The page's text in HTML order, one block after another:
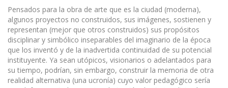
Pensados para la obra de arte que es la ciudad (moderna),
algunos proyectos no construidos, sus imágenes, sostienen y
representan (mejor que otros construidos) sus propósitos
disciplinar y simbólico inseparables del imaginario de la época
que los inventó y de la inadvertida continuidad de su potencial
instituyente. Ya sean utópicos, visionarios o adelantados para
su tiempo, podrían, sin embargo, construir la memoria de otra
realidad alternativa (una ucronía) cuyo valor pedagógico sería